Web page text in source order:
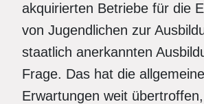
akquirierten Betriebe für die
von Jugendlichen zur
staatlich anerkannten
Frage. Das hat die
Erwartungen weit